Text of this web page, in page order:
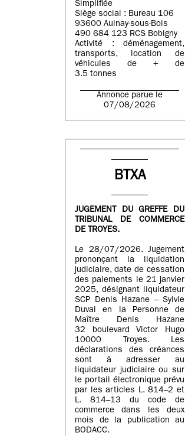
Simplifiée
Siège social : Bureau 106
93600 Aulnay-sous-Bois
490 684 123 RCS Bobigny
Activité : déménagement,
transports, location de
véhicules de + de
3.5 tonnes
Annonce parue le
07/08/2026
BTXA
JUGEMENT DU GREFFE DU
TRIBUNAL DE COMMERCE
DE TROYES.
Le 28/07/2026. Jugement
prononçant la liquidation
judiciaire, date de cessation
des paiements le 21 janvier
2025, désignant liquidateur
SCP Denis Hazane – Sylvie
Duval en la Personne de
Maître Denis Hazane
32 boulevard Victor Hugo
10000 Troyes. Les
déclarations des créances
sont à adresser au
liquidateur judiciaire ou sur
le portail électronique prévu
par les articles L. 814–2 et
L. 814–13 du code de
commerce dans les deux
mois de la publication au
BODACC.